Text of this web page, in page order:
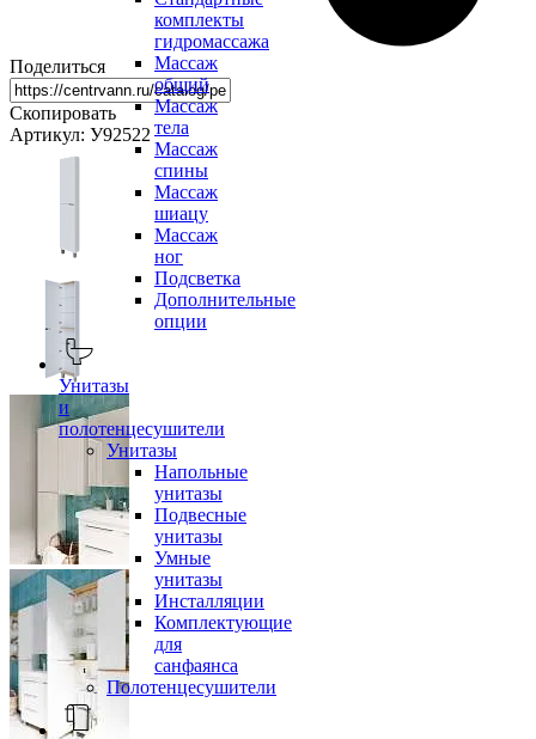
комплекты
гидромассажа
Массаж
общий
Массаж
тела
Массаж
спины
Массаж
шиацу
Массаж
ног
Подсветка
Дополнительные
опции
Унитазы
и
полотенцесушители
Унитазы
Напольные
унитазы
Подвесные
унитазы
Умные
унитазы
Инсталляции
Комплектующие
для
санфаянса
Полотенцесушители
Поделиться
Скопировать
Артикул: У92522